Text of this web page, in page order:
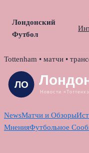
Лондонский
Футбол
Skip
content
Tottenham • матчи •
NewsМатчи и Обзоры
МненияФутбольное